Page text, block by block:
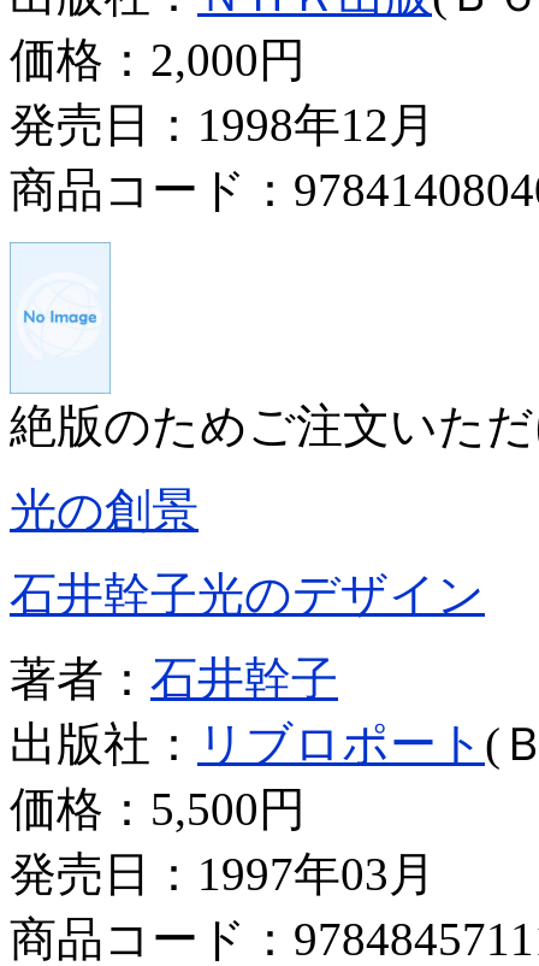
価格： 2,000円
発売日：1998年12月
商品コード：
絶版のためご注文いた
光の創景
石井幹子光のデザイン
著者： 石井幹子
出版社：
リブロポート (
価格： 5,500円
発売日：1997年03月
商品コード：